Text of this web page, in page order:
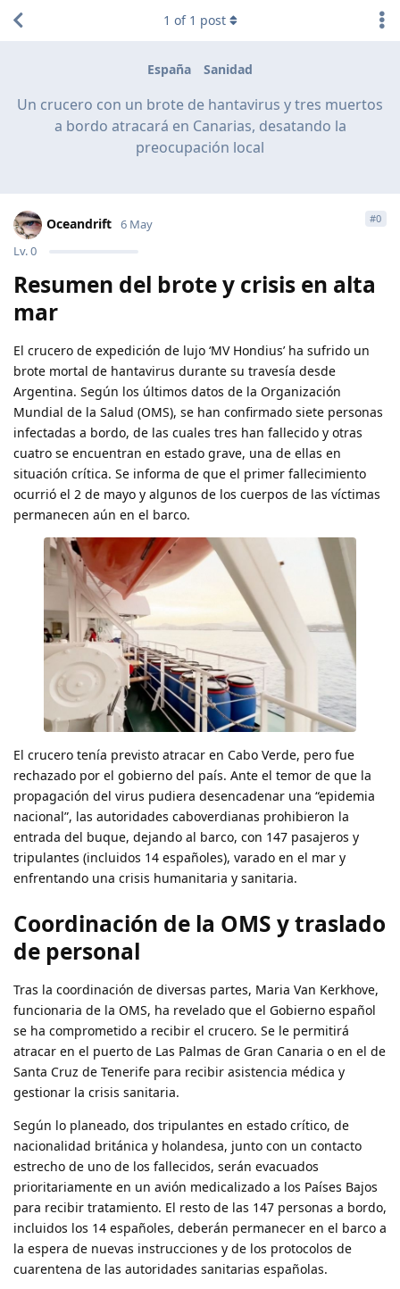
España Sanidad
Un crucero con un brote de hantavirus y tres muertos
a bordo atracará en Canarias, desatando la
preocupación local
1 of 1 post
Oceandrift
Lv.0
6 May #0
Resumen del brote y crisis en alta
mar
El crucero de expedición de lujo ‘MV Hondius’ ha sufrido un
brote mortal de hantavirus durante su travesía desde
Argentina. Según los últimos datos de la Organización
Mundial de la Salud (OMS), se han confirmado siete personas
infectadas a bordo, de las cuales tres han fallecido y otras
cuatro se encuentran en estado grave, una de ellas en
situación crítica. Se informa de que el primer fallecimiento
ocurrió el 2 de mayo y algunos de los cuerpos de las víctimas
permanecen aún en el barco.
El crucero tenía previsto atracar en Cabo Verde, pero fue
rechazado por el gobierno del país. Ante el temor de que la
propagación del virus pudiera desencadenar una “epidemia
nacional”, las autoridades caboverdianas prohibieron la
entrada del buque, dejando al barco, con 147 pasajeros y
tripulantes (incluidos 14 españoles), varado en el mar y
enfrentando una crisis humanitaria y sanitaria.
Coordinación de la OMS y traslado
de personal
Tras la coordinación de diversas partes, Maria Van Kerkhove,
funcionaria de la OMS, ha revelado que el Gobierno español
se ha comprometido a recibir el crucero. Se le permitirá
atracar en el puerto de Las Palmas de Gran Canaria o en el de
Santa Cruz de Tenerife para recibir asistencia médica y
gestionar la crisis sanitaria.
Según lo planeado, dos tripulantes en estado crítico, de
nacionalidad británica y holandesa, junto con un contacto
estrecho de uno de los fallecidos, serán evacuados
prioritariamente en un avión medicalizado a los Países Bajos
para recibir tratamiento. El resto de las 147 personas a bordo,
incluidos los 14 españoles, deberán permanecer en el barco a
la espera de nuevas instrucciones y de los protocolos de
cuarentena de las autoridades sanitarias españolas.